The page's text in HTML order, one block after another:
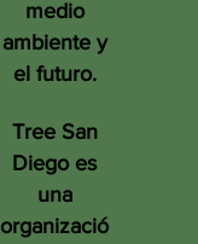
medio
ambiente y
el futuro.
Tree San
Diego es
una
organizació